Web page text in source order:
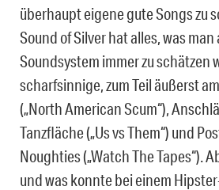
überhaupt eigene gute Songs zu
Sound of Silver hat alles, was man
Soundsystem immer zu schätzen
scharfsinnige, zum Teil äußerst
(„North American Scum“),
Tanzfläche („Us vs Them“) und
Noughties („Watch The Tapes“).
und was konnte bei einem